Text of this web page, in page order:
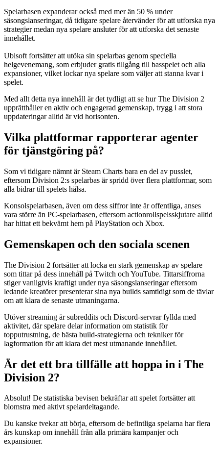
Spelarbasen expanderar också med mer än 50 % under
säsongslanseringar, då tidigare spelare återvänder för att utforska nya
strategier medan nya spelare ansluter för att utforska det senaste
innehållet.
Ubisoft fortsätter att utöka sin spelarbas genom speciella
helgevenemang, som erbjuder gratis tillgång till basspelet och alla
expansioner, vilket lockar nya spelare som väljer att stanna kvar i
spelet.
Med allt detta nya innehåll är det tydligt att se hur The Division 2
upprätthåller en aktiv och engagerad gemenskap, trygg i att stora
uppdateringar alltid är vid horisonten.
Vilka plattformar rapporterar agenter
för tjänstgöring på?
Som vi tidigare nämnt är Steam Charts bara en del av pusslet,
eftersom Division 2:s spelarbas är spridd över flera plattformar, som
alla bidrar till spelets hälsa.
Konsolspelarbasen, även om dess siffror inte är offentliga, anses
vara större än PC-spelarbasen, eftersom actionrollspelsskjutare alltid
har hittat ett bekvämt hem på PlayStation och Xbox.
Gemenskapen och den sociala scenen
The Division 2 fortsätter att locka en stark gemenskap av spelare
som tittar på dess innehåll på Twitch och YouTube. Tittarsiffrorna
stiger vanligtvis kraftigt under nya säsongslanseringar eftersom
ledande kreatörer presenterar sina nya builds samtidigt som de tävlar
om att klara de senaste utmaningarna.
Utöver streaming är subreddits och Discord-servrar fyllda med
aktivitet, där spelare delar information om statistik för
topputrustning, de bästa build-strategierna och tekniker för
lagformation för att klara det mest utmanande innehållet.
Är det ett bra tillfälle att hoppa in i The
Division 2?
Absolut! De statistiska bevisen bekräftar att spelet fortsätter att
blomstra med aktivt spelardeltagande.
Du kanske tvekar att börja, eftersom de befintliga spelarna har flera
års kunskap om innehåll från alla primära kampanjer och
expansioner.